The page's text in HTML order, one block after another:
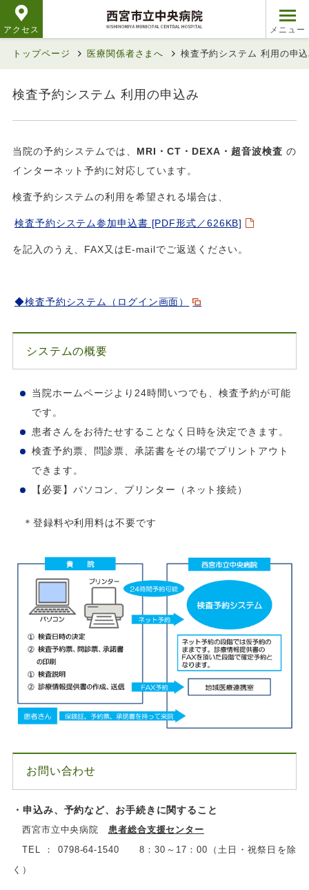
アクセス
トップページ 医療関係者さまへ 検査予約システム 利用の申
検査予約システム 利用の申込み
当院の予約システムでは、 MRI ・CT・DEXA・超音波検査の
インターネット予約に対応しています。
検査予約システムの利用を希望される場合は、
検査予約システム参加申込書 [PDF形式／626KB]
を記入のうえ、FAX又はE-mailでご返送ください。
◆検査予約システム（ログイン画面）
システムの概要
当院ホームページより24時間いつでも、検査予約が可能
です。
患者さんをお待たせすることなく日時を決定できます。
検査予約票、問診票、承諾書をその場でプリントアウト
できます。
【必要】パソコン、プリンター（ネット接続）
＊登録料や利用料は不要です
お問い合わせ
・申込み、予約など、お手続きに関すること
西宮市立中央病院 患者総合支援センター
TEL
： 0798-64-1540 8：30～17：00（土日・祝祭日を除
く）